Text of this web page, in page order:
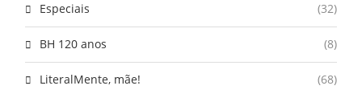
Especiais (32)
BH 120 anos (8)
LiteralMente, mãe! (68)